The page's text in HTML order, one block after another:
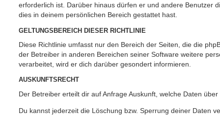
erforderlich ist. Darüber hinaus dürfen er und andere Benutzer
dies in deinem persönlichen Bereich gestattet hast.
GELTUNGSBEREICH DIESER RICHTLINIE
Diese Richtlinie umfasst nur den Bereich der Seiten, die die
der Betreiber in anderen Bereichen seiner Software weitere
verarbeitet, wird er dich darüber gesondert informieren.
AUSKUNFTSRECHT
Der Betreiber erteilt dir auf Anfrage Auskunft, welche Daten
Du kannst jederzeit die Löschung bzw. Sperrung deiner Daten